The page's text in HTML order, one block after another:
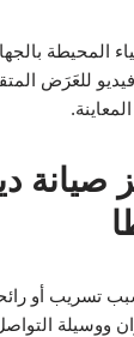
المحيطة
للعَرَض
تسريب أو
ووسيلة